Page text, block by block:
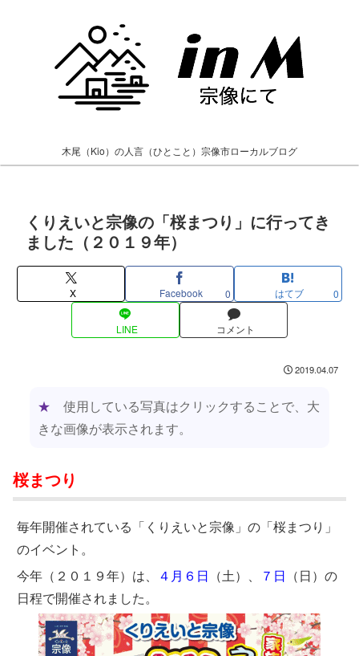
木尾（Kio）の人言（ひとこと）宗像市ローカルブログ
くりえいと宗像の「桜まつり」に行ってき
ました（２０１９年）
X Facebook 0 はてブ 0
LINE コメント
2019.04.07
★
使用している写真はクリックすることで、大
きな画像が表示されます。
桜まつり
毎年開催されている「くりえいと宗像」の「桜まつり」
のイベント。
今年（２０１９年）は、
４月６日 （土）、 ７日 （日）の
日程で開催されました。